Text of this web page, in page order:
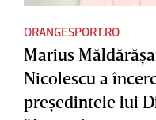
ORANGESPORT.RO
Marius
Nicolescu a
preşedintele lui